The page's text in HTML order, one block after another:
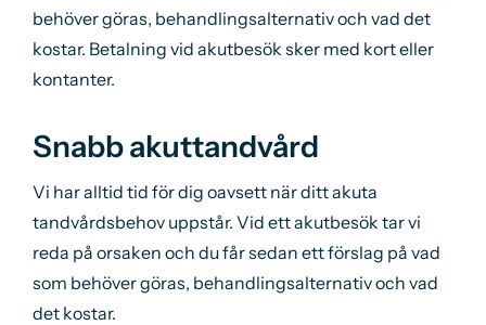
behöver göras, behandlingsalternativ och vad det
kostar. Betalning vid akutbesök sker med kort eller
kontanter.
Snabb akuttandvård
Vi har alltid tid för dig oavsett när ditt akuta
tandvårdsbehov uppstår. Vid ett akutbesök tar vi
reda på orsaken och du får sedan ett förslag på vad
som behöver göras, behandlingsalternativ och vad
det kostar.